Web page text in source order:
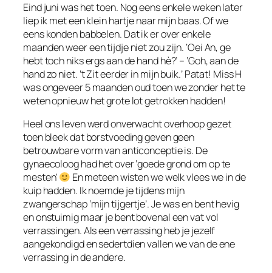
Eind juni was het toen. Nog eens enkele weken later
liep ik met een klein hartje naar mijn baas. Of we
eens konden babbelen. Dat ik er over enkele
maanden weer een tijdje niet zou zijn. ‘Oei An, ge
hebt toch niks ergs aan de hand hè?’ – ‘Goh, aan de
hand zo niet. ’t Zit eerder in mijn buik.’ Patat! Miss H
was ongeveer 5 maanden oud toen we zonder het te
weten opnieuw het grote lot getrokken hadden!
Heel ons leven werd onverwacht overhoop gezet
toen bleek dat borstvoeding geven geen
betrouwbare vorm van anticonceptie is. De
gynaecoloog had het over ‘goede grond om op te
mesten’
En meteen wisten we welk vlees we in de
kuip hadden. Ik noemde je tijdens mijn
zwangerschap ‘mijn tijgertje’. Je was en bent hevig
en onstuimig maar je bent bovenal een vat vol
verrassingen. Als een verrassing heb je jezelf
aangekondigd en sedertdien vallen we van de ene
verrassing in de andere.